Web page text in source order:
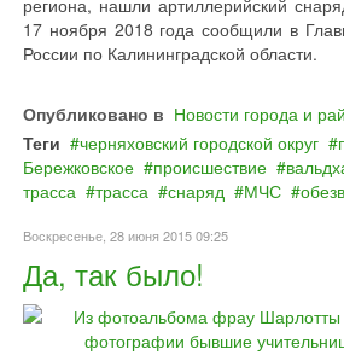
региона, нашли артиллерийский
17 ноября 2018 года сообщили в
России по Калининградской области.
Опубликовано в Новости города и
Теги
черняховский городской округ
Бережковское
происшествие
трасса
трасса снаряд МЧС
Воскресенье, 28 июня 2015 09:25
Да, так было!